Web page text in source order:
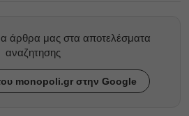
άρθρα μας στα αποτελέσματα
αναζητησης
monopoli.gr στην Google